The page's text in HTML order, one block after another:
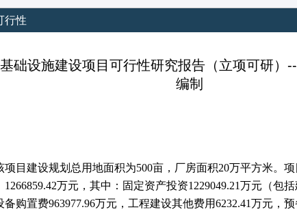
行性
础设施建设项目可行性研究报告（立项可研）
编制
项目建设规划总用地面积为500亩，厂房面积20万平方米。
1266859.42万元，其中：固定资产投资1229049.21万元（包
备购置费963977.96万元，工程建设其他费用6232.41万元，